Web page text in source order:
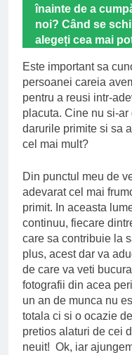
înainte de a
noi? Când se
alegeți cea mai
Este important sa
persoanei careia
pentru a reusi intr-
placuta. Cine nu si-
darurile primite si sa
cel mai mult?
Din punctul meu de
adevarat cel mai
primit. In aceasta
continuu, fiecare
care sa contribuie la
plus, acest dar va
de care va veti
fotografii din acea
un an de munca nu
totala ci si o ocazie
pretios alaturi de cei
neuit! Ok, iar